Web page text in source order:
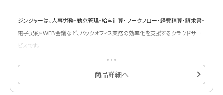
ジンジャーは、人事労務・勤怠管理・給与計算・ワークフロー・経費精算・請求書・
電子契約・WEB会議など、バックオフィス業務の効率化を支援するクラウドサー
ビスです。
バックオフィスに関わるすべてのデータをジンジャーに集約し、「1つのデータベー
ス」で管理することで、各システムでの情報の登録や変更の手間を削減します。
給与計算、月変算定、賞与計算、WEB明細、年調計算、その他機能多数
商品詳細へ